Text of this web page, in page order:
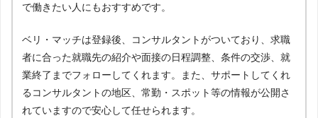
で働きたい人にもおすすめです。
ベリ・マッチは登録後、コンサルタントがついており、求職
者に合った就職先の紹介や面接の日程調整、条件の交渉、就
業終了までフォローしてくれます。また、サポートしてくれ
るコンサルタントの地区、常勤・スポット等の情報が公開さ
れていますので安心して任せられます。